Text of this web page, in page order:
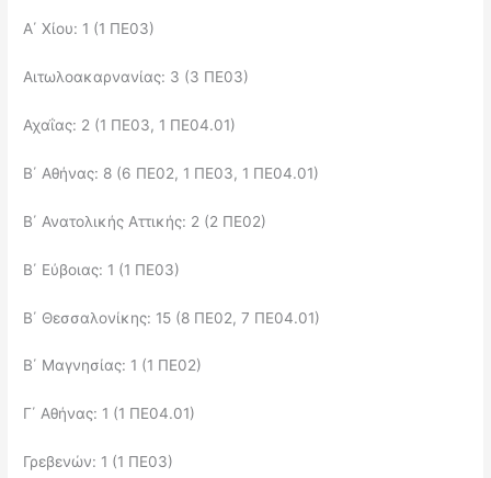
Α΄ Χίου: 1 (1 ΠΕ03)
Αιτωλοακαρνανίας: 3 (3 ΠΕ03)
Αχαΐας: 2 (1 ΠΕ03, 1 ΠΕ04.01)
Β΄ Αθήνας: 8 (6 ΠΕ02, 1 ΠΕ03, 1 ΠΕ04.01)
Β΄ Ανατολικής Αττικής: 2 (2 ΠΕ02)
Β΄ Εύβοιας: 1 (1 ΠΕ03)
Β΄ Θεσσαλονίκης: 15 (8 ΠΕ02, 7 ΠΕ04.01)
Β΄ Μαγνησίας: 1 (1 ΠΕ02)
Γ΄ Αθήνας: 1 (1 ΠΕ04.01)
Γρεβενών: 1 (1 ΠΕ03)